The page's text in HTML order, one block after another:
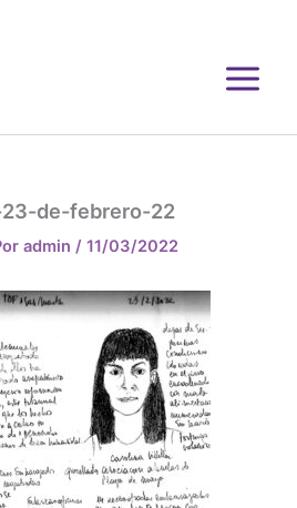
de-febrero-22
admin / 11/03/2022